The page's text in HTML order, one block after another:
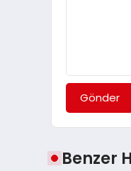
Gönder
Benzer